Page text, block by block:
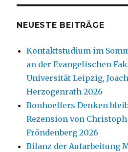
NEUESTE BEITRÄGE
Kontaktstudium im
an der Evangelischen
Universität Leipzig,
Herzogenrath 2026
Bonhoeffers Denken
Rezension von
Fröndenberg 2026
Bilanz der Aufarbeitung